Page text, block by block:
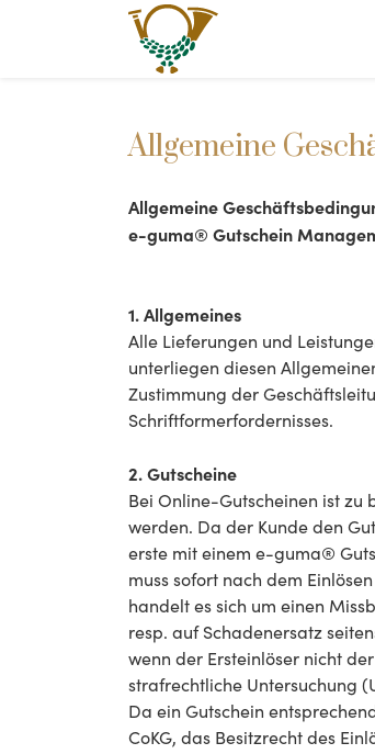
Allgemeine
Allgemeine
e-guma® Gutschein
1. Allgemeines
Alle Lieferungen und
unterliegen diesen
Zustimmung der
Schriftformerfordernisses.
2. Gutscheine
Bei Online-Gutscheinen ist zu
werden. Da der Kunde den
erste mit einem e-guma®
muss sofort nach dem
handelt es sich um einen
resp. auf Schadenersatz
wenn der Ersteinlöser nicht
strafrechtliche Untersuchung
Da ein Gutschein
CoKG, das Besitzrecht des